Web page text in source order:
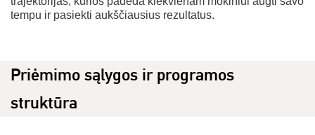
tempu ir pasiekti aukščiausius rezultatus.
Priėmimo sąlygos ir programos
struktūra